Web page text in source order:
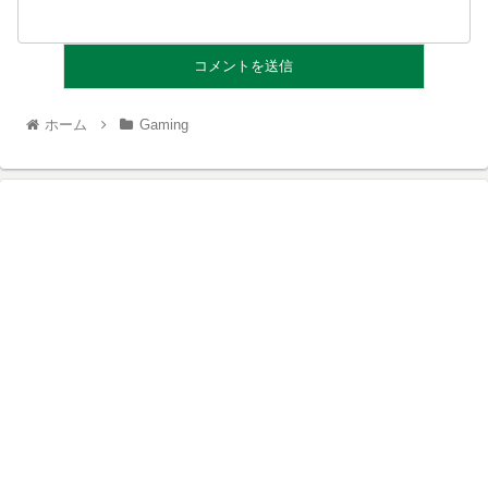
ホーム Gaming